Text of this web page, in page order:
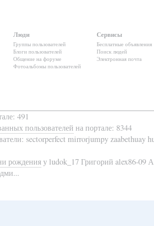
Люди
Группы пользователей
Блоги пользователей
Общение на форуме
Фотоальбомы пользователей
Сервисы
Бесплатные объявления
Поиск людей
Электронная почта
491
пользователей на портале: 8344
sectorperfect mirrorjumpy zaabethuay
рожденияу ludok_17 Григорий alex86-09